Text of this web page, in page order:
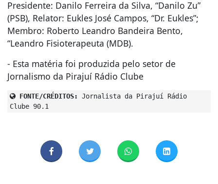
Presidente: Danilo Ferreira da Silva, “Danilo Zu”
(PSB), Relator: Eukles José Campos, “Dr. Eukles”;
Membro: Roberto Leandro Bandeira Bento,
“Leandro Fisioterapeuta (MDB).
- Esta matéria foi produzida pelo setor de
Jornalismo da Pirajuí Rádio Clube
FONTE/CRÉDITOS:
Jornalista da Pirajuí Rádio
Clube 90.1